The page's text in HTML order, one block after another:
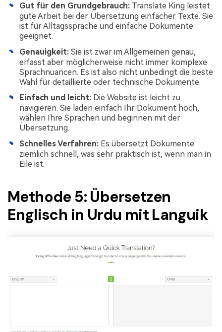
Gut für den Grundgebrauch: Translate King leistet
gute Arbeit bei der Übersetzung einfacher Texte. Sie
ist für Alltagssprache und einfache Dokumente
geeignet.
Genauigkeit: Sie ist zwar im Allgemeinen genau,
erfasst aber möglicherweise nicht immer komplexe
Sprachnuancen. Es ist also nicht unbedingt die beste
Wahl für detaillierte oder technische Dokumente.
Einfach und leicht: Die Website ist leicht zu
navigieren. Sie laden einfach Ihr Dokument hoch,
wählen Ihre Sprachen und beginnen mit der
Übersetzung.
Schnelles Verfahren: Es übersetzt Dokumente
ziemlich schnell, was sehr praktisch ist, wenn man in
Eile ist.
Methode 5: Übersetzen
Englisch in Urdu mit Languik